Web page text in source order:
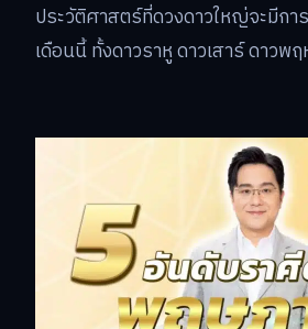
ประวัติศาสตร์ที่ดวงดาวใหญ่จะมีก
เดือนนี้ ทั้งดาวราหู ดาวเสาร์ ดาวพ